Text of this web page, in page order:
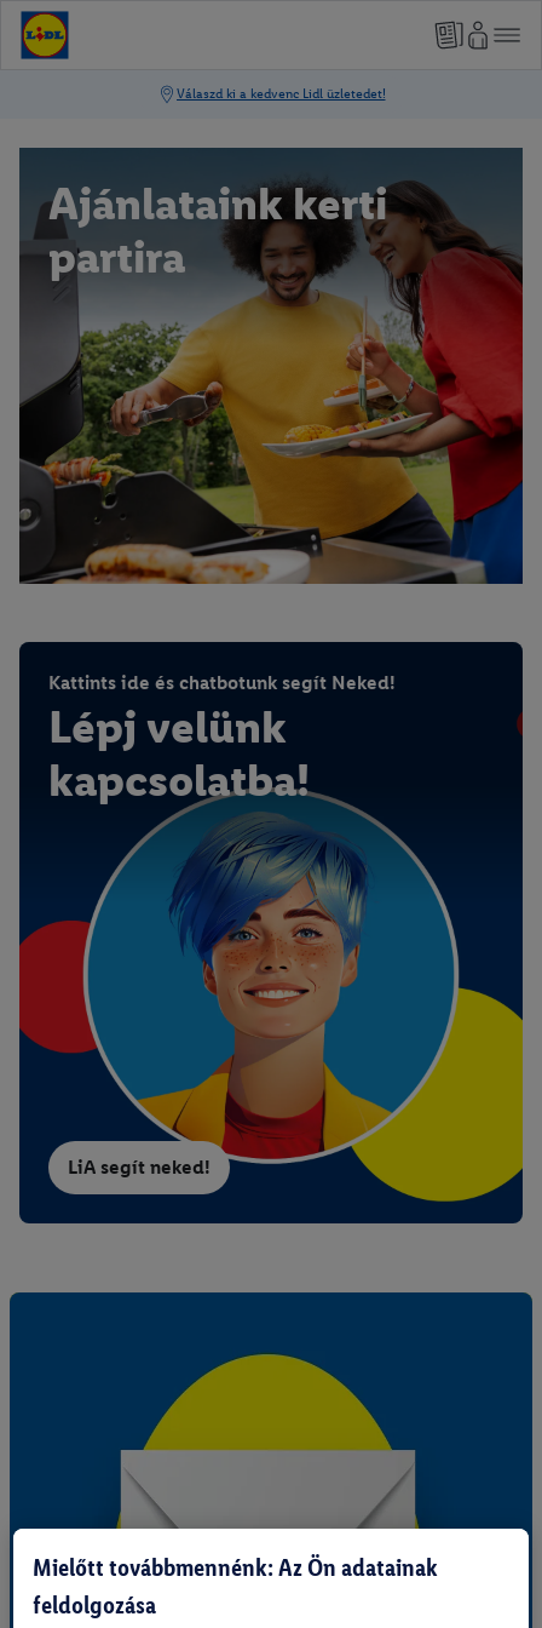
Ajánlataink kerti
partira
Kattints ide és chatbotunk segít Neked!
Lépj velünk
kapcsolatba!
LiA segít neked!
Mielőtt továbbmennénk: Az Ön adatainak
feldolgozása